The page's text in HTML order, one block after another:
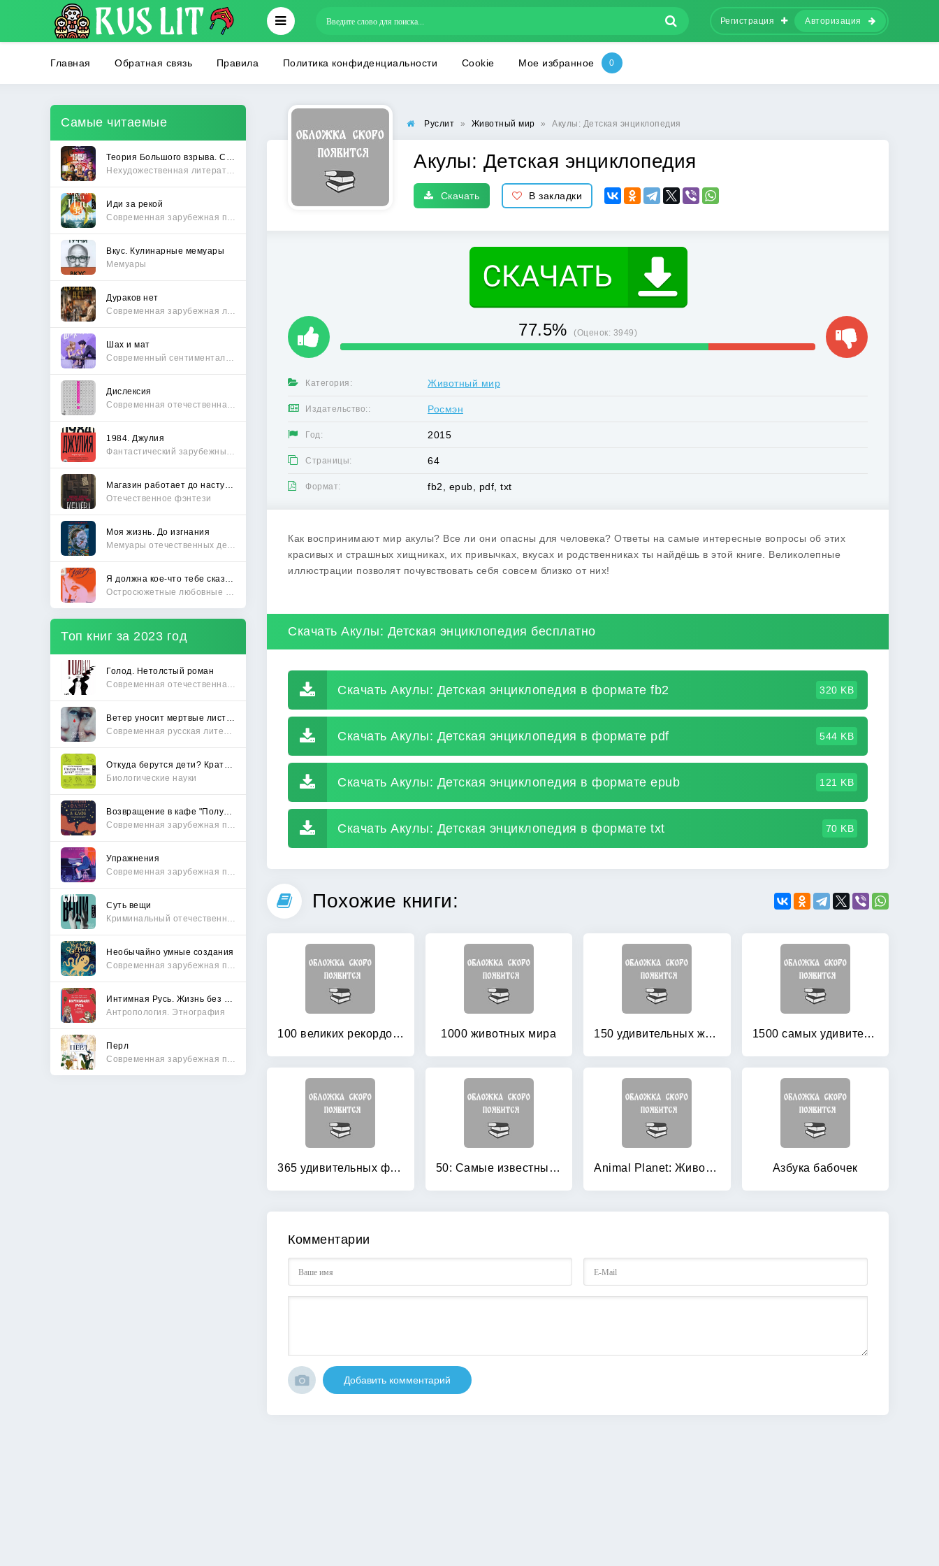
Регистрация Авторизация
Главная Обратная связь Правила Политика конфиденциальности Cookie Мое избранное
Самые читаемые
Иди за рекой
Вкус. Кулинарные мемуары
Мемуары
Дураков нет
Шах и мат
Дислексия
1984. Джулия
Отечественное фэнтези
Моя жизнь. До изгнания
Топ книг за 2023 год
Голод. Нетолстый роман
Биологические науки
Упражнения
Суть вещи
Необычайно умные создания
Антропология. Этнография
Перл
Руслит » Животный мир » Акулы: Детская энциклопедия
Акулы: Детская энциклопедия
Скачать В закладки
77.5% (Оценок: 3949)
Категория: Животный мир
Издательство:: Росмэн
Год: 2015
Страницы: 64
Формат: fb2, epub, pdf, txt
Как воспринимают мир акулы? Все ли они опасны для человека? Ответы на самые интересные вопросы об этих
красивых и страшных хищниках, их привычках, вкусах и родственниках ты найдёшь в этой книге. Великолепные
иллюстрации позволят почувствовать себя совсем близко от них!
Скачать Акулы: Детская энциклопедия бесплатно
Скачать Акулы: Детская энциклопедия в формате fb2 320 KB
Скачать Акулы: Детская энциклопедия в формате pdf 544 KB
Скачать Акулы: Детская энциклопедия в формате epub 121 KB
Скачать Акулы: Детская энциклопедия в формате txt 70 KB
Похожие книги:
100 великих рекордов животных 1000 животных мира 150 удивительных животных 1500 самых удивительных животных
365 удивительных фактов о животных 50: Самые известные животные Animal Planet: Животные — путешественники Азбука бабочек
Комментарии